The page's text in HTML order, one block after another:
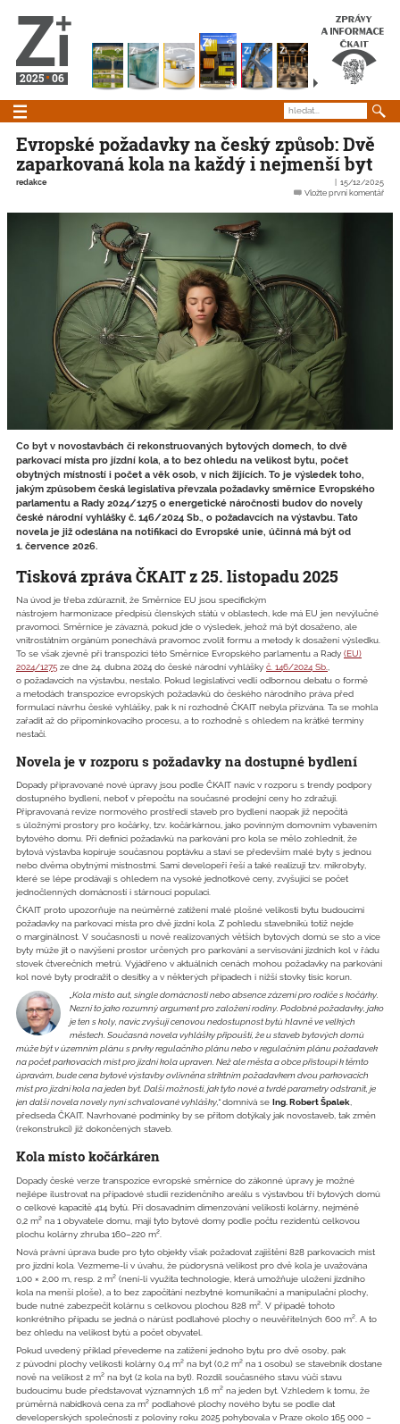
2025 06
Evropské požadavky na český způsob: Dvě
zaparkovaná kola na každý i nejmenší byt
redakce
15/12/2025
Vložte první komentář
Co byt v novostavbách či rekonstruovaných bytových domech, to dvě
parkovací místa pro jízdní kola, a to bez ohledu na velikost bytu, počet
obytných místností i počet a věk osob, v nich žijících. To je výsledek toho,
jakým způsobem česká legislativa převzala požadavky směrnice Evropského
parlamentu a Rady 2024/1275 o energetické náročnosti budov do novely
české národní vyhlášky č. 146/2024 Sb., o požadavcích na výstavbu. Tato
novela je již odeslána na notifikaci do Evropské unie, účinná má být od
1. července 2026.
Tisková zpráva ČKAIT z 25. listopadu 2025
Na úvod je třeba zdůraznit, že Směrnice EU jsou specifickým
nástrojem harmonizace předpisů členských států v oblastech, kde má EU jen nevýlučné
pravomoci. Směrnice je závazná, pokud jde o výsledek, jehož má být dosaženo, ale
vnitrostátním orgánům ponechává pravomoc zvolit formu a metody k dosažení výsledku.
To se však zjevně při transpozici této Směrnice Evropského parlamentu a Rady (EU)
2024/1275 ze dne 24. dubna 2024 do české národní vyhlášky č. 146/2024 Sb.
o požadavcích na výstavbu, nestalo. Pokud legislativci vedli odbornou debatu o formě
a metodách transpozice evropských požadavků do českého národního práva před
formulací návrhu české vyhlášky, pak k ní rozhodně ČKAIT nebyla přizvána. Ta se mohla
zařadit až do připomínkovacího procesu, a to rozhodně s ohledem na krátké termíny
nestačí.
Novela je v rozporu s požadavky na dostupné bydlení
Dopady připravované nové úpravy jsou podle ČKAIT navíc v rozporu s trendy podpory
dostupného bydlení, neboť v přepočtu na současné prodejní ceny ho zdražují.
Připravovaná revize normového prostředí staveb pro bydlení naopak již nepočítá
s úložnými prostory pro kočárky, tzv. kočárkárnou, jako povinným domovním vybavením
bytového domu. Při definici požadavků na parkování pro kola se mělo zohlednit, že
bytová výstavba kopíruje současnou poptávku a staví se především malé byty s jednou
nebo dvěma obytnými místnostmi. Sami developeři řeší a také realizují tzv. mikrobyty,
které se lépe prodávají s ohledem na vysoké jednotkové ceny, zvyšující se počet
jednočlenných domácností i stárnoucí populaci.
ČKAIT proto upozorňuje na neúměrné zatížení malé plošné velikosti bytu budoucími
požadavky na parkovací místa pro dvě jízdní kola. Z pohledu stavebníků totiž nejde
o marginálnost. V současnosti u nově realizovaných větších bytových domů se sto a více
byty může jít o navýšení prostor určených pro parkování a servisování jízdních kol v řádu
stovek čtverečních metrů. Vyjádřeno v aktuálních cenách mohou požadavky na parkování
kol nové byty prodražit o desítky a v některých případech i nižší stovky tisíc korun.
„Kola místo aut, single domácnosti nebo absence zázemí pro rodiče s kočárky.
Nezní to jako rozumný argument pro založení rodiny. Podobné požadavky, jako
je ten s koly, navíc zvyšují cenovou nedostupnost bytů hlavně ve velkých
městech. Současná novela vyhlášky připouští, že u staveb bytových domů
může být v územním plánu s prvky regulačního plánu nebo v regulačním plánu požadavek
na počet parkovacích míst pro jízdní kola upraven. Než ale města a obce přistoupí k těmto
úpravám, bude cena bytové výstavby ovlivněna striktním požadavkem dvou parkovacích
míst pro jízdní kola na jeden byt. Další možností, jak tyto nové a tvrdé parametry odstranit, je
jen další novela novely nyní schvalované vyhlášky,“domnívá se Ing. Robert Špalek,
předseda ČKAIT. Navrhované podmínky by se přitom dotýkaly jak novostaveb, tak změn
(rekonstrukcí) již dokončených staveb.
Kola místo kočárkáren
Dopady české verze transpozice evropské směrnice do zákonné úpravy je možné
nejlépe ilustrovat na případové studii rezidenčního areálu s výstavbou tří bytových domů
o celkové kapacitě 414 bytů. Při dosavadním dimenzování velikosti kolárny, nejméně
0,2 m² na 1 obyvatele domu, mají tyto bytové domy podle počtu rezidentů celkovou
plochu kolárny zhruba 160–220 m².
Nová právní úprava bude pro tyto objekty však požadovat zajištění 828 parkovacích míst
pro jízdní kola. Vezmeme-li v úvahu, že půdorysná velikost pro dvě kola je uvažována
1,00 × 2,00 m, resp. 2 m² (není-li využita technologie, která umožňuje uložení jízdního
kola na menší ploše), a to bez započítání nezbytné komunikační a manipulační plochy,
bude nutné zabezpečit kolárnu s celkovou plochou 828 m². V případě tohoto
konkrétního případu se jedná o nárůst podlahové plochy o neuvěřitelných 600 m². A to
bez ohledu na velikost bytů a počet obyvatel.
Pokud uvedený příklad převedeme na zatížení jednoho bytu pro dvě osoby, pak
z původní plochy velikosti kolárny 0,4 m² na byt (0,2 m² na 1 osobu) se stavebník dostane
nově na velikost 2 m² na byt (2 kola na byt). Rozdíl současného stavu vůči stavu
budoucímu bude představovat významných 1,6 m² na jeden byt. Vzhledem k tomu, že
průměrná nabídková cena za m² podlahové plochy nového bytu se podle dat
developerských společností z poloviny roku 2025 pohybovala v Praze okolo 165 000 –